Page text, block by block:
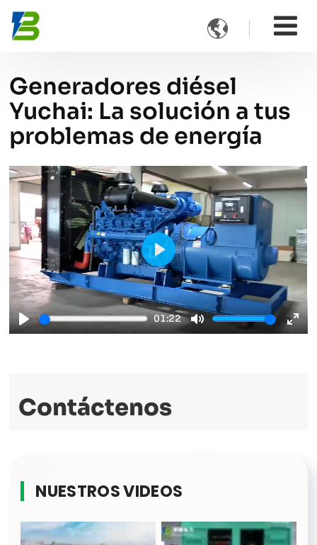

Generadores diésel
Yuchai: La solución a tus
problemas de energía
Play
01:22
Mute
Play
Contáctenos
NUESTROS VIDEOS